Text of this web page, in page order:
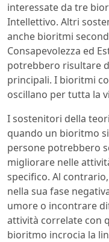
interessate da tre
Intellettivo. Altri
anche bioritmi
Consapevolezza ed
potrebbero risultare
principali. I bioritmi
oscillano per tutta la
I sostenitori della
quando un bioritmo
persone potrebbero
migliorare nelle
specifico. Al
nella sua fase
umore o incontrare
attività correlate con
bioritmo incrocia la